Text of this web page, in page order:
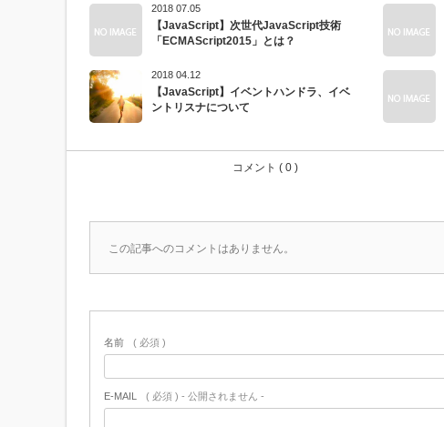
2018 07.05
【JavaScript】次世代JavaScript技術
「ECMAScript2015」とは？
2018 04.12
【JavaScript】イベントハンドラ、イベ
ントリスナについて
コメント ( 0 )
この記事へのコメントはありません。
名前 ( 必須 )
E-MAIL ( 必須 ) - 公開されません -